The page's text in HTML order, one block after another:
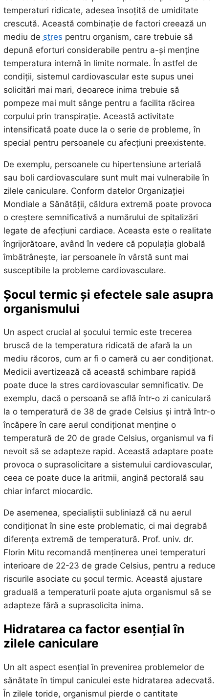
temperaturi ridicate, adesea însoțită de umiditate
crescută. Această combinație de factori creează un
mediu de stres pentru organism, care trebuie să
depună eforturi considerabile pentru a-și menține
temperatura internă în limite normale. În astfel de
condiții, sistemul cardiovascular este supus unei
solicitări mai mari, deoarece inima trebuie să
pompeze mai mult sânge pentru a facilita răcirea
corpului prin transpirație. Această activitate
intensificată poate duce la o serie de probleme, în
special pentru persoanele cu afecțiuni preexistente.
De exemplu, persoanele cu hipertensiune arterială
sau boli cardiovasculare sunt mult mai vulnerabile în
zilele caniculare. Conform datelor Organizației
Mondiale a Sănătății, căldura extremă poate provoca
o creștere semnificativă a numărului de spitalizări
legate de afecțiuni cardiace. Aceasta este o realitate
îngrijorătoare, având în vedere că populația globală
îmbătrânește, iar persoanele în vârstă sunt mai
susceptibile la probleme cardiovasculare.
Șocul termic și efectele sale asupra
organismului
Un aspect crucial al șocului termic este trecerea
bruscă de la temperatura ridicată de afară la un
mediu răcoros, cum ar fi o cameră cu aer condiționat.
Medicii avertizează că această schimbare rapidă
poate duce la stres cardiovascular semnificativ. De
exemplu, dacă o persoană se află într-o zi caniculară
la o temperatură de 38 de grade Celsius și intră într-o
încăpere în care aerul condiționat menține o
temperatură de 20 de grade Celsius, organismul va fi
nevoit să se adapteze rapid. Această adaptare poate
provoca o suprasolicitare a sistemului cardiovascular,
ceea ce poate duce la aritmii, angină pectorală sau
chiar infarct miocardic.
De asemenea, specialiștii subliniază că nu aerul
condiționat în sine este problematic, ci mai degrabă
diferența extremă de temperatură. Prof. univ. dr.
Florin Mitu recomandă menținerea unei temperaturi
interioare de 22-23 de grade Celsius, pentru a reduce
riscurile asociate cu șocul termic. Această ajustare
graduală a temperaturii poate ajuta organismul să se
adapteze fără a suprasolicita inima.
Hidratarea ca factor esențial în
zilele caniculare
Un alt aspect esențial în prevenirea problemelor de
sănătate în timpul caniculei este hidratarea adecvată.
În zilele toride, organismul pierde o cantitate